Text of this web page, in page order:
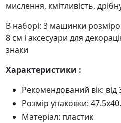
мислення, кмітливість,
В наборі: 3 машинки
8 см і аксесуари для
знаки
Характеристики :
Рекомендований вік: від
Розмір упаковки:
Матеріал: пластик